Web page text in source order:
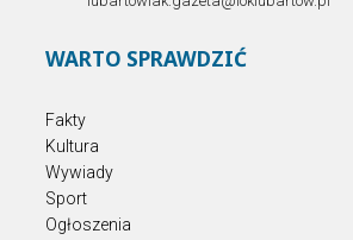
WARTO SPRAWDZIĆ
Fakty
Kultura
Wywiady
Sport
Ogłoszenia